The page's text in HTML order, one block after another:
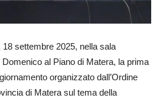
settembre 2025, nella sala
Domenico al Piano di Matera, la prima
organizzato dall’Ordine
di Matera sul tema della